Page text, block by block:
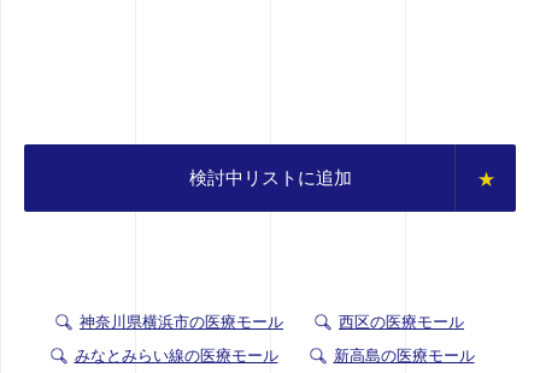
検討中リストに追加
神奈川県横浜市の医療モール
西区の医療モール
みなとみらい線の医療モール
新高島の医療モール